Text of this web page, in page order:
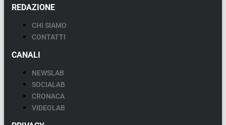
REDAZIONE
CHI SIAMO
CONTATTI
CANALI
NEWSLAB
SOCIALAB
CRONACA
VIDEOLAB